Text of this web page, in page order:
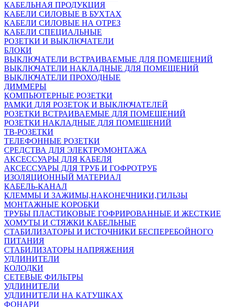
КАБЕЛЬНАЯ ПРОДУКЦИЯ
КАБЕЛИ СИЛОВЫЕ В БУХТАХ
КАБЕЛИ СИЛОВЫЕ НА ОТРЕЗ
КАБЕЛИ СПЕЦИАЛЬНЫЕ
РОЗЕТКИ И ВЫКЛЮЧАТЕЛИ
БЛОКИ
ВЫКЛЮЧАТЕЛИ ВСТРАИВАЕМЫЕ ДЛЯ ПОМЕЩЕНИЙ
ВЫКЛЮЧАТЕЛИ НАКЛАДНЫЕ ДЛЯ ПОМЕЩЕНИЙ
ВЫКЛЮЧАТЕЛИ ПРОХОДНЫЕ
ДИММЕРЫ
КОМПЬЮТЕРНЫЕ РОЗЕТКИ
РАМКИ ДЛЯ РОЗЕТОК И ВЫКЛЮЧАТЕЛЕЙ
РОЗЕТКИ ВСТРАИВАЕМЫЕ ДЛЯ ПОМЕЩЕНИЙ
РОЗЕТКИ НАКЛАДНЫЕ ДЛЯ ПОМЕЩЕНИЙ
ТВ-РОЗЕТКИ
ТЕЛЕФОННЫЕ РОЗЕТКИ
СРЕДСТВА ДЛЯ ЭЛЕКТРОМОНТАЖА
АКСЕССУАРЫ ДЛЯ КАБЕЛЯ
АКСЕССУАРЫ ДЛЯ ТРУБ И ГОФРОТРУБ
ИЗОЛЯЦИОННЫЙ МАТЕРИАЛ
КАБЕЛЬ-КАНАЛ
КЛЕММЫ И ЗАЖИМЫ,НАКОНЕЧНИКИ,ГИЛЬЗЫ
МОНТАЖНЫЕ КОРОБКИ
ТРУБЫ ПЛАСТИКОВЫЕ ГОФРИРОВАННЫЕ И ЖЕСТКИЕ
ХОМУТЫ И СТЯЖКИ КАБЕЛЬНЫЕ
СТАБИЛИЗАТОРЫ И ИСТОЧНИКИ БЕСПЕРЕБОЙНОГО
ПИТАНИЯ
СТАБИЛИЗАТОРЫ НАПРЯЖЕНИЯ
УДЛИНИТЕЛИ
КОЛОДКИ
СЕТЕВЫЕ ФИЛЬТРЫ
УДЛИНИТЕЛИ
УДЛИНИТЕЛИ НА КАТУШКАХ
ФОНАРИ